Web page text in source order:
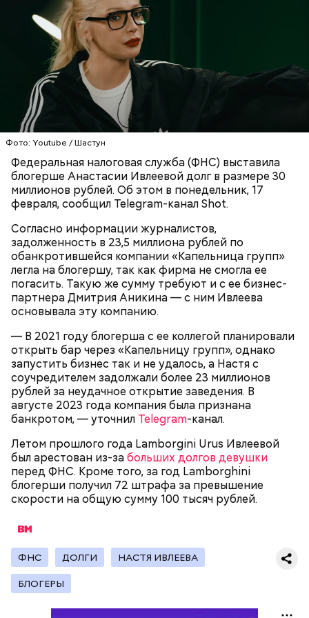
Фото: Youtube / Шастун
Федеральная налоговая служба (ФНС) выставила
блогерше Анастасии Ивлеевой долг в размере 30
миллионов рублей. Об этом в понедельник, 17
февраля, сообщил Telegram-канал Shot.
Согласно информации журналистов,
задолженность в 23,5 миллиона рублей по
обанкротившейся компании «Капельница групп»
легла на блогершу, так как фирма не смогла ее
погасить. Такую же сумму требуют и с ее бизнес-
партнера Дмитрия Аникина — с ним Ивлеева
основывала эту компанию.
— В 2021 году блогерша с ее коллегой планировали
открыть бар через «Капельницу групп», однако
запустить бизнес так и не удалось, а Настя с
соучредителем задолжали более 23 миллионов
рублей за неудачное открытие заведения. В
августе 2023 года компания была признана
банкротом, — уточнил Telegram-канал.
Летом прошлого года Lamborgini Urus Ивлеевой
был арестован из-забольших долгов девушки
перед ФНС. Кроме того, за год Lamborghini
блогерши получил 72 штрафа за превышение
скорости на общую сумму 100 тысяч рублей.
ФНС ДОЛГИ НАСТЯ ИВЛЕЕВА
БЛОГЕРЫ
Молодого человека задержали. На первом же
допросе он признался, что планировал отравить
только отчима. Тогда следователи посчитали, что
Кто еще был жертвой Миссюры
Первой жертвой Миссюры была его девушка.
Именно на ней молодой человек впервые испытал
химикаты, купленные в интернет-магазине. 13
января 2024 года он подсыпал дихлорэтан в
коктейль возлюбленной, отчего у нее случился
выписки из больницы узнала, что Миссюра
оформил на нее несколько кредитов.
Примечательно, что летом 2023 года на Мутаева
уже нападали возле Школы единоборств. Тогда
неизвестный несколько раз выстрелил в
Как идет расследование
Вскоре в качестве главного подозреваемого в
убийстве спортсмена арестовали его 18-летнего
знакомого Надырхана Кадирханова. На допросе он
признал вину и показал следователям, как именно
совершил преступление и где спрятал оружие, из
которого застрелил Мутаева.